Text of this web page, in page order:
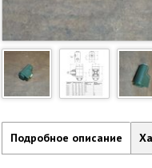
Подробное описание